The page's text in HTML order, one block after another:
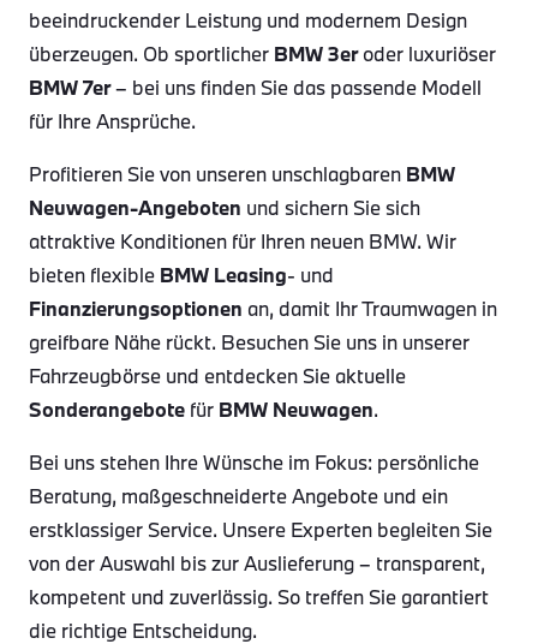
beeindruckender Leistung und modernem Design
überzeugen. Ob sportlicher BMW 3eroder luxuriöser
BMW 7er– bei uns finden Sie das passende Modell
für Ihre Ansprüche.
Profitieren Sie von unseren unschlagbaren BMW
Neuwagen-Angeboten und sichern Sie sich
attraktive Konditionen für Ihren neuen BMW. Wir
bieten flexible BMW Leasing- und
Finanzierungsoptionen an, damit Ihr Traumwagen in
greifbare Nähe rückt. Besuchen Sie uns in unserer
Fahrzeugbörse und entdecken Sie aktuelle
Sonderangebote für BMW Neuwagen.
Bei uns stehen Ihre Wünsche im Fokus: persönliche
Beratung, maßgeschneiderte Angebote und ein
erstklassiger Service. Unsere Experten begleiten Sie
von der Auswahl bis zur Auslieferung – transparent,
kompetent und zuverlässig. So treffen Sie garantiert
die richtige Entscheidung.